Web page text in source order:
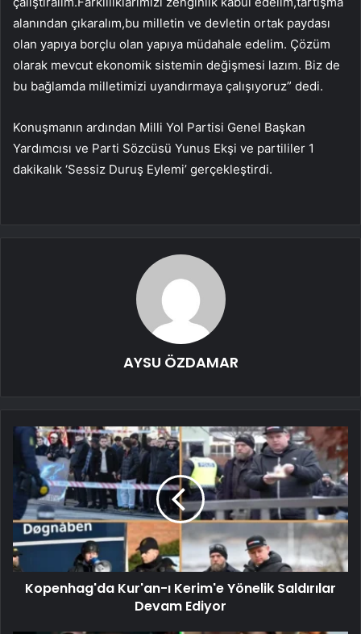
alanından çıkaralım,bu milletin ve devletin ortak paydası
olan yapıya borçlu olan yapıya müdahale edelim. Çözüm
olarak mevcut ekonomik sistemin değişmesi lazım. Biz de
bu bağlamda milletimizi uyandırmaya çalışıyoruz” dedi.
Konuşmanın ardından Milli Yol Partisi Genel Başkan
Yardımcısı ve Parti Sözcüsü Yunus Ekşi ve partililer 1
dakikalık ‘Sessiz Duruş Eylemi’ gerçekleştirdi.
AYSU ÖZDAMAR
Kopenhag'da Kur'an-ı Kerim'e Yönelik Saldırılar
Devam Ediyor